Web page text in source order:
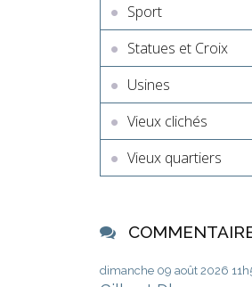
Sport
Statues et Croix
Usines
Vieux clichés
Vieux quartiers
dimanche 09 août 2026